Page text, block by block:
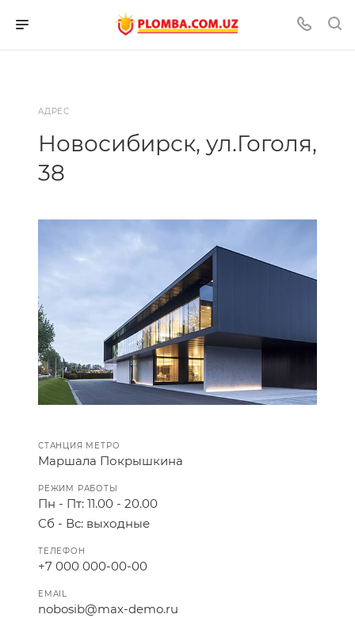
АДРЕС
Новосибирск, ул.Гоголя,
38
СТАНЦИЯ МЕТРО
Маршала Покрышкина
РЕЖИМ РАБОТЫ
Пн - Пт: 11.00 - 20.00
Сб - Вс: выходные
ТЕЛЕФОН
+7 000 000-00-00
EMAIL
nobosib@max-demo.ru